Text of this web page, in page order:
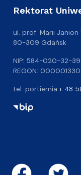
Rektorat
ul. prof. Marii Janion
80-309 Gdańsk
NIP: 584-020-32-39
REGON: 000001330
tel. portiernia:+ 48